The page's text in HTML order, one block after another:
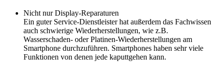
Nicht nur Display-Reparaturen
Ein guter Service-Dienstleister hat außerdem das Fachwissen
auch schwierige Wiederherstellungen, wie z.B.
Wasserschaden- oder Platinen-Wiederherstellungen am
Smartphone durchzuführen. Smartphones haben sehr viele
Funktionen von denen jede kaputtgehen kann.